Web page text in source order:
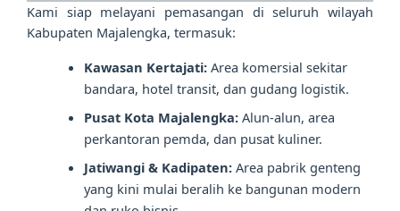
Kami siap melayani pemasangan di seluruh wilayah
Kabupaten Majalengka, termasuk:
Kawasan Kertajati:Area komersial sekitar
bandara, hotel transit, dan gudang logistik.
Pusat Kota Majalengka:Alun-alun, area
perkantoran pemda, dan pusat kuliner.
Jatiwangi & Kadipaten:Area pabrik genteng
yang kini mulai beralih ke bangunan modern